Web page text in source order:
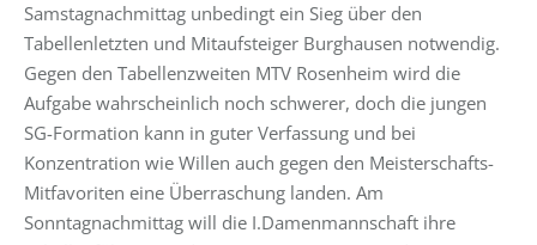
Samstagnachmittag unbedingt ein Sieg über den
Tabellenletzten und Mitaufsteiger Burghausen notwendig.
Gegen den Tabellenzweiten MTV Rosenheim wird die
Aufgabe wahrscheinlich noch schwerer, doch die jungen
SG-Formation kann in guter Verfassung und bei
Konzentration wie Willen auch gegen den Meisterschafts-
Mitfavoriten eine Überraschung landen. Am
Sonntagnachmittag will die I.Damenmannschaft ihre